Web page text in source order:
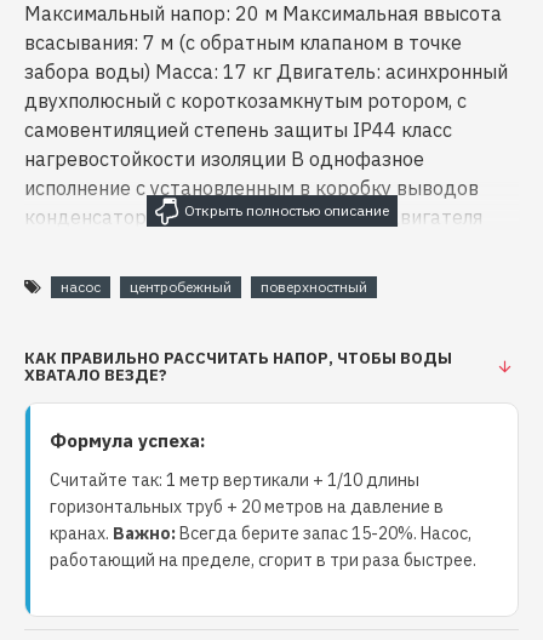
Максимальный напор: 20 м Максимальная ввысота
всасывания: 7 м (с обратным клапаном в точке
забора воды) Масса: 17 кг Двигатель: асинхронный
двухполюсный с короткозамкнутым ротором, с
самовентиляцией степень защиты IP44 класс
нагревостойкости изоляции В однофазное
исполнение с установленным в коробку выводов
конденсатором встроенная в обмотку двигателя
перезапуском напряжение питания: 220 В, 50 Гц
режим работы: продолжительный. Конструктивные
одним рабочим колесом корпус насосной камеры из
чугуна колесо рабочее – центробежное, закрытого
типа, выполнено из латуни вал из нержавеющей
стали AISI 304 уплотнение торцовое – графит/
керамика /NBR/AISI 304 укомплектован кабелем
питания Ограничения: перекачиваемая жидкость:
вода или другие жидкости, сходные с водой по
плотности и химической активности общая
рН 6,5 – 9,5 содержание механических примесей, не
насос центробежный поверхностный
КАК ПРАВИЛЬНО РАССЧИТАТЬ НАПОР, ЧТОБЫ ВОДЫ
ХВАТАЛО ВЕЗДЕ?
Формула успеха:
Считайте так: 1 метр вертикали + 1/10 длины
горизонтальных труб + 20 метров на давление в
кранах. Важно:Всегда берите запас 15-20%. Насос,
работающий на пределе, сгорит в три раза быстрее.